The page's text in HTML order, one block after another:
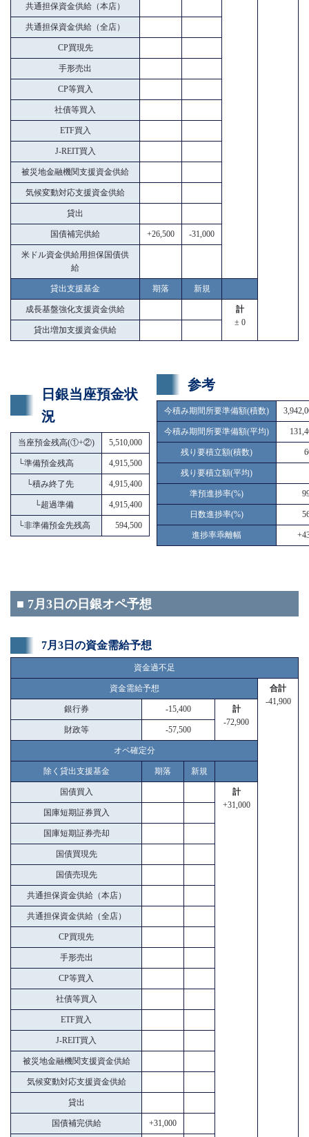
共通担保資金供給（本店）
共通担保資金供給（全店）
CP買現先
手形売出
CP等買入
社債等買入
ETF買入
J-REIT買入
被災地金融機関支援資金供給
気候変動対応支援資金供給
貸出
国債補完供給 +26,500 -31,000
米ドル資金供給用担保国債供
給
貸出支援基金 期落 新規
成長基盤強化支援資金供給
計
± 0
貸出増加支援資金供給
日銀当座預金状
況
当座預金残高(①+②) 5,510,000
└準備預金残高 4,915,500
└積み終了先 4,915,400
└超過準備 4,915,400
└非準備預金先残高 594,500
参考
今積み期間所要準備額(積数)
今積み期間所要準備額(平均)
残り要積立額(積数)
残り要積立額(平均)
準預進捗率(%)
日数進捗率(%)
進捗率乖離幅
■ 7月3日の日銀オペ予想
7月3日の資金需給予想
資金過不足
資金需給予想
合計
-41,900
銀行券 -15,400
計
-72,900
財政等 -57,500
オペ確定分
除く貸出支援基金 期落 新規
国債買入
計
+31,000
国庫短期証券買入
国庫短期証券売却
国債買現先
国債売現先
共通担保資金供給（本店）
共通担保資金供給（全店）
CP買現先
手形売出
CP等買入
社債等買入
ETF買入
J-REIT買入
被災地金融機関支援資金供給
気候変動対応支援資金供給
貸出
国債補完供給 +31,000